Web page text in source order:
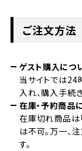
ご注文方法
ゲスト購入につ
当サイトでは24
入れ、購入手続
在庫・予約商品
在庫切れ商品は
は不可。万一、
す。